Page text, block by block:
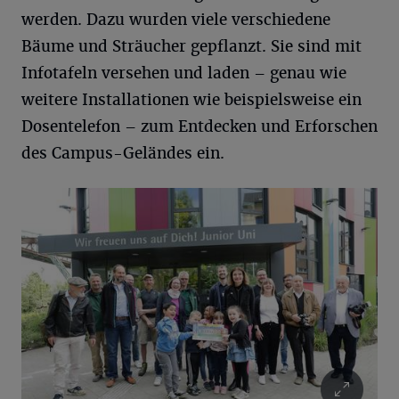
werden. Dazu wurden viele verschiedene
Bäume und Sträucher gepflanzt. Sie sind mit
Infotafeln versehen und laden – genau wie
weitere Installationen wie beispielsweise ein
Dosentelefon – zum Entdecken und Erforschen
des Campus-Geländes ein.